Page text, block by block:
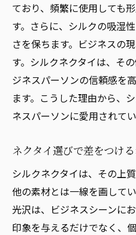
ており、頻繁に使用しても
す。さらに、シルクの吸湿
さを保ちます。ビジネスの
す。シルクネクタイは、そ
ジネスパーソンの信頼感を
ます。こうした理由から、
ネスパーソンに愛用されてい
ネクタイ選びで差をつけ
シルクネクタイは、その上
他の素材とは一線を画して
光沢は、ビジネスシーンに
印象を与えるだけでなく、